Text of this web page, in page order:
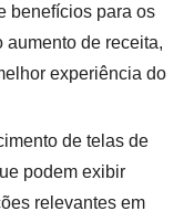
benefícios para os
de receita,
experiência do
de telas de
podem exibir
relevantes em